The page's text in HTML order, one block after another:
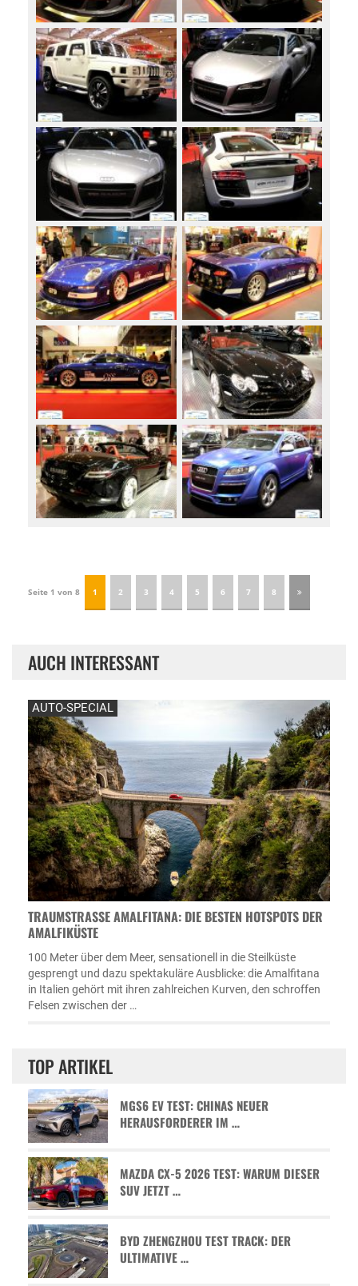
Seite 1 von 8 1 2 3 4 5 6 7 8
AUCH INTERESSANT
AUTO-SPECIAL
TRAUMSTRASSE AMALFITANA: DIE BESTEN HOTSPOTS DER A
MALFIKÜSTE
100 Meter über dem Meer, sensationell in die Steilküste
gesprengt und dazu spektakuläre Ausblicke: die Amalfitana
in Italien gehört mit ihren zahlreichen Kurven, den schroffen
Felsen zwischen der …
TOP ARTIKEL
MGS6 EV TEST: CHINAS NEUER
HERAUSFORDERER IM …
MAZDA CX-5 2026 TEST: WARUM DIESER
SUV JETZT …
BYD ZHENGZHOU TEST TRACK: DER
ULTIMATIVE …